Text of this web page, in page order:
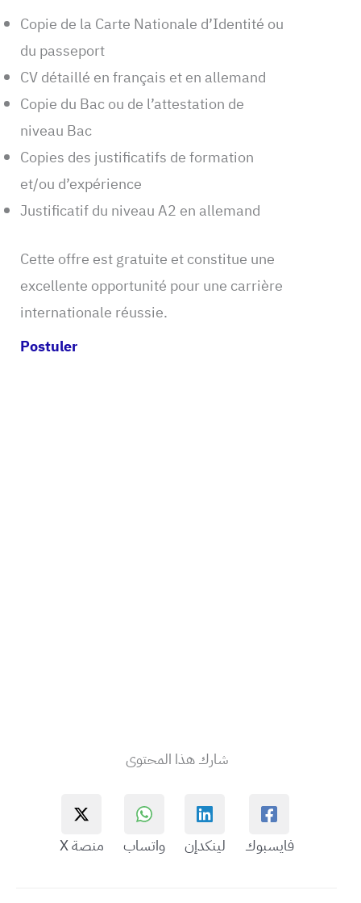
Copie de la Carte Nationale d’Identité ou
du passeport
CV détaillé en français et en allemand
Copie du Bac ou de l’attestation de
niveau Bac
Copies des justificatifs de formation
et/ou d’expérience
Justificatif du niveau A2 en allemand
Cette offre est gratuite et constitue une
excellente opportunité pour une carrière
internationale réussie.
Postuler
شارك هذا المحتوى
فايسبوك لينكدإن واتساب منصة X